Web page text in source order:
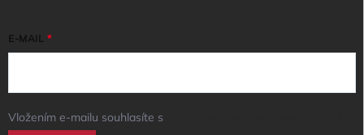
E-MAIL
Vložením e-mailu souhlasíte s